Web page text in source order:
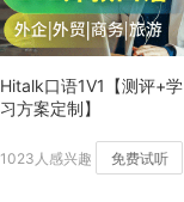
Hitalk口语1V1【测评+学
习方案定制】
1023人感兴趣 免费试听